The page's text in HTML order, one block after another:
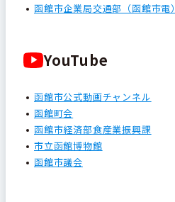
函館市企業局交通部（函館市電）
YouTube
函館市公式動画チャンネル
函館町会
函館市経済部食産業振興課
市立函館博物館
函館市議会